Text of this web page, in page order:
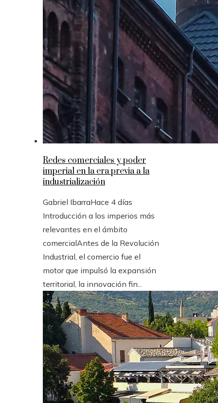
Redes comerciales y poder
imperial en la era previa a la
industrialización
Gabriel IbarraHace 4 días
Introducción a los imperios más
relevantes en el ámbito
comercialAntes de la Revolución
Industrial, el comercio fue el
motor que impulsó la expansión
territorial, la innovación fin...